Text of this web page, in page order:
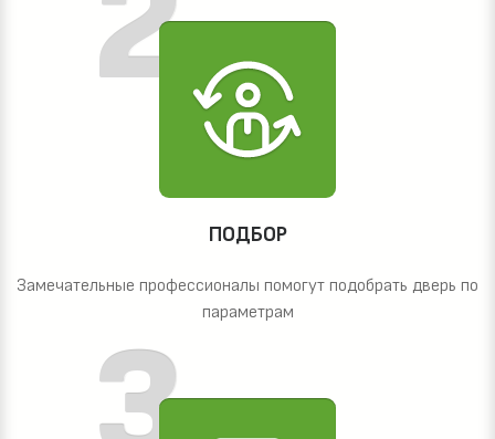
ПОДБОР
Замечательные профессионалы помогут подобрать дверь по
параметрам